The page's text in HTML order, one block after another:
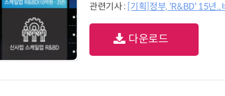
관련기사 : [기획]정부, 'R&BD' 15년
다운로드